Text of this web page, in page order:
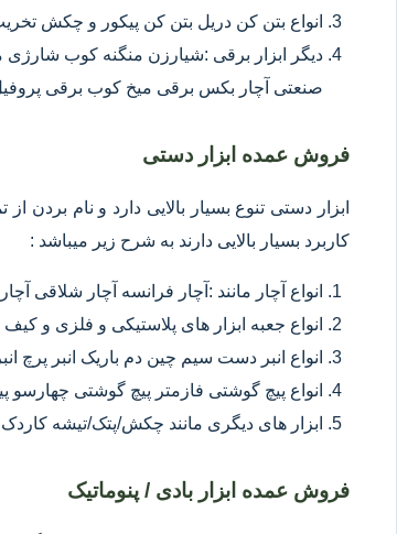
انواع بتن کن دریل بتن کن پیکور و چکش
دیگر ابزار برقی :شیارزن منگنه کوب
صنعتی آچار بکس برقی میخ کوب برقی
فروش عمده ابزار دستی
ابزار دستی تنوع بسیار بالایی دارد و نام بردن
کاربرد بسیار بالایی دارند به شرح زیر میباشد :
انواع آچار مانند :آچار فرانسه آچار شلاقی
انواع جعبه ابزار های پلاستیکی و فلزی و کیف
انواع انبر دست سیم چین دم باریک انبر پرچ
انواع پیچ گوشتی فازمتر پیچ گوشتی
ابزار های دیگری مانند چکش/پتک/تیشه
فروش عمده ابزار بادی / پنوماتیک